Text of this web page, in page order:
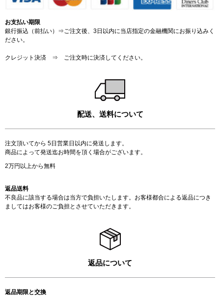
お支払い期限
銀行振込（前払い）⇒ご注文後、3日以内に当店指定の金融機関にお振り込みく
ださい。
クレジット決済 ⇒ ご注文時に決済してください。
配送、送料について
注文頂いてから 5日営業日以内に発送します。
商品によって発送迄お時間を頂く場合がございます。
2万円以上から無料
返品送料
不良品に該当する場合は当方で負担いたします。お客様都合による返品につき
ましてはお客様のご負担とさせていただきます。
返品について
返品期限と交換